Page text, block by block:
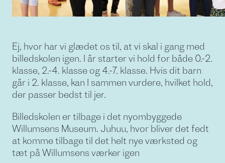
Ej, hvor har vi glædet os til, at vi skal i gang med
billedskolen igen. I år starter vi hold for både 0.-2.
klasse, 2.-4. klasse og 4.-7. klasse. Hvis dit barn
går i 2. klasse, kan I sammen vurdere, hvilket hold,
der passer bedst til jer.
Billedskolen er tilbage i det nyombyggede
Willumsens Museum. Juhuu, hvor bliver det fedt
at komme tilbage til det helt nye værksted og
tæt på Willumsens værker igen